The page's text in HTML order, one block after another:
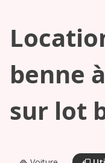
benne
sur lot
Commencez
votre
recherche
pour voir les
proximité